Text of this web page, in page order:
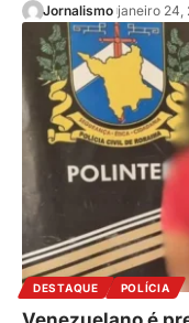
Jornalismo janeiro 24,
DESTAQUE POLÍCIA